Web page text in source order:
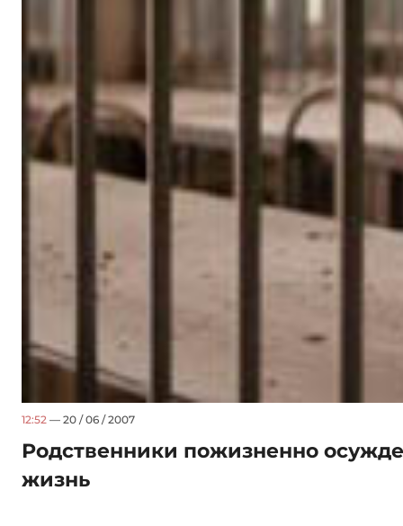
12:52 — 20 / 06 / 2007
Родственники пожизненно
жизнь